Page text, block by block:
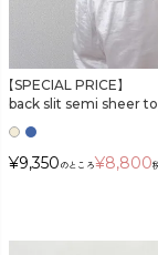
【SPECIAL PRICE】
back slit semi sheer
¥9,350 のところ¥8,800